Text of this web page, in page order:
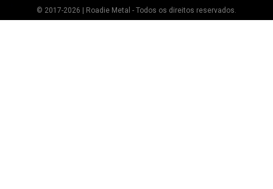
© 2017-2026 | Roadie Metal - Todos os direitos reservados.